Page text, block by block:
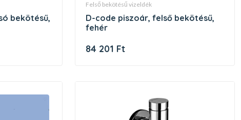
felső bekötésű vizeldék
d-code piszoár, felső bekötésű,
fehér
84 201 Ft